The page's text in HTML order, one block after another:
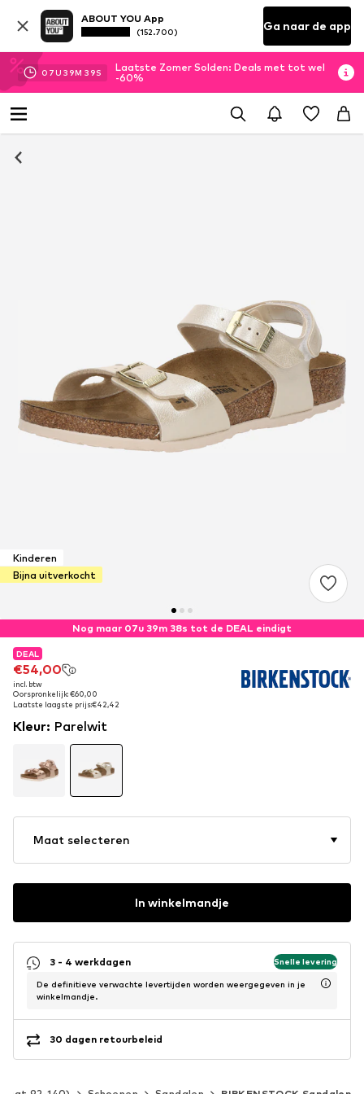
ABOUT YOU App
(152.700) Ga naar de app
07U 39M 37S
Laatste Zomer Solden: Deals met tot wel
-60%
Kinderen
Bijna uitverkocht
Nog maar 07u 39m 38s tot de DEAL eindigt
DEAL
€54,00
incl. btw
Oorspronkelijk: €60,00
Laatste laagste prijs:€42,42
DEAL
€54,00
incl. btw
Oorspronkelijk: €60,00
Laatste laagste prijs:€42,42
Kleur: Parelwit
Maat selecteren
In winkelmandje
3 - 4 werkdagen Snelle levering
De definitieve verwachte levertijden worden weergegeven in je
winkelmandje.
30 dagen retourbeleid